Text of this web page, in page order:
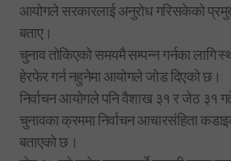
आयोगले सरकारलाई अनुरोध गरिसकेको
बताए।
चुनाव तोकिएको समयमै सम्पन्न गर्नका लागि
हेरफेर गर्न नहुनेमा आयोगले जोड दिएको छ।
निर्वाचन आयोगले पनि वैशाख ३१ र जेठ ३१
चुनावका क्रममा निर्वाचन आचारसंहिता
बताएको छ।